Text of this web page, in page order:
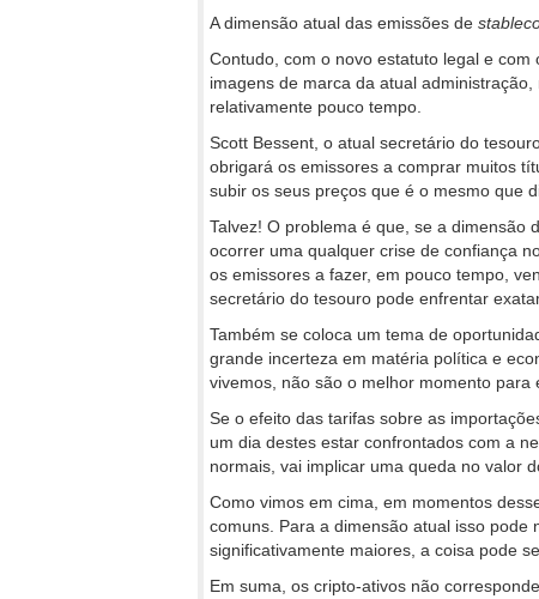
A dimensão atual das emissões de
Contudo, com o novo estatuto legal e
imagens de marca da atual
relativamente pouco tempo.
Scott Bessent, o atual secretário do
obrigará os emissores a comprar muitos
subir os seus preços que é o mesmo que
Talvez! O problema é que, se a dimensão
ocorrer uma qualquer crise de confiança
os emissores a fazer, em pouco tempo,
secretário do tesouro pode enfrentar
Também se coloca um tema de
grande incerteza em matéria política e
vivemos, não são o melhor momento para
Se o efeito das tarifas sobre as
um dia destes estar confrontados com a
normais, vai implicar uma queda no valor
Como vimos em cima, em momentos
comuns. Para a dimensão atual isso
significativamente maiores, a coisa pode
Em suma, os cripto-ativos não